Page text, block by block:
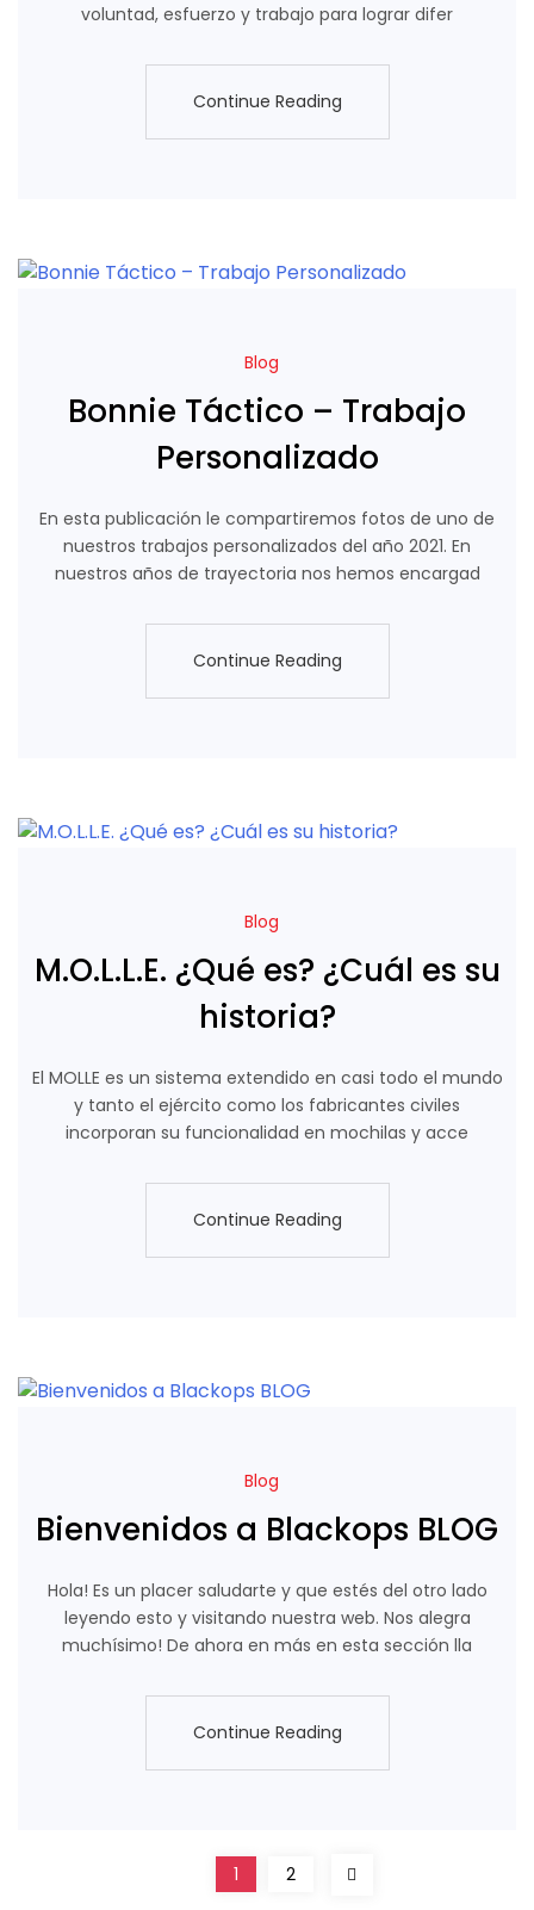
voluntad, esfuerzo y trabajo para lograr difer
Continue Reading
Blog
Bonnie Táctico – Trabajo
Personalizado
En esta publicación le compartiremos fotos de uno de
nuestros trabajos personalizados del año 2021. En
nuestros años de trayectoria nos hemos encargad
Continue Reading
Blog
M.O.L.L.E. ¿Qué es? ¿Cuál es su
historia?
El MOLLE es un sistema extendido en casi todo el mundo
y tanto el ejército como los fabricantes civiles
incorporan su funcionalidad en mochilas y acce
Continue Reading
Blog
Bienvenidos a Blackops BLOG
Hola! Es un placer saludarte y que estés del otro lado
leyendo esto y visitando nuestra web. Nos alegra
muchísimo! De ahora en más en esta sección lla
Continue Reading
1 2